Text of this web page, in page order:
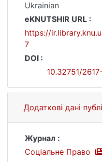
Ukrainian
eKNUTSHIR URL :
https://
7
DOI :
10.32751/
Додаткові дані
Журнал :
Соціальне Право